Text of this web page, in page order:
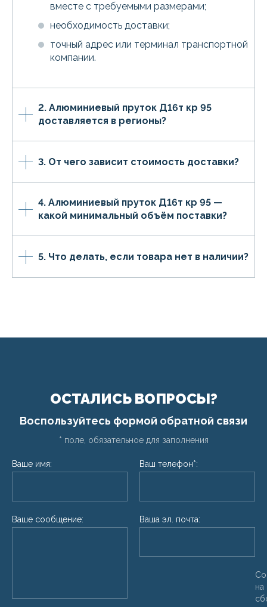
вместе с требуемыми размерами;
необходимость доставки;
точный адрес или терминал транспортной
компании.
2. Алюминиевый пруток Д16т кр 95
доставляется в регионы?
3. От чего зависит стоимость доставки?
4. Алюминиевый пруток Д16т кр 95 —
какой минимальный объём поставки?
5. Что делать, если товара нет в наличии?
ОСТАЛИСЬ ВОПРОСЫ?
Воспользуйтесь формой обратной связи
* поле, обязательное для заполнения
Ваше имя:
Ваше сообщение:
Ваш телефон*:
Ваша эл. почта:
на